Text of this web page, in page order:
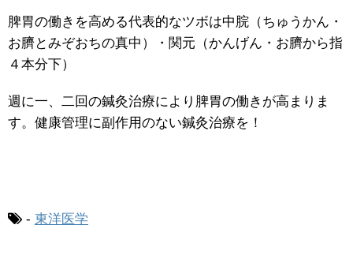
脾胃の働きを高める代表的なツボは中脘（ちゅうかん・
お臍とみぞおちの真中）・関元（かんげん・お臍から指
４本分下）
週に一、二回の鍼灸治療により脾胃の働きが高まりま
す。健康管理に副作用のない鍼灸治療を！
- 東洋医学